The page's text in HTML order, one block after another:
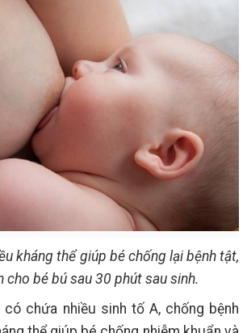
kháng thể giúp bé chống lại bệnh tật,
cho bé bú sau 30 phút sau sinh.
chứa nhiều sinh tố A, chống bệnh